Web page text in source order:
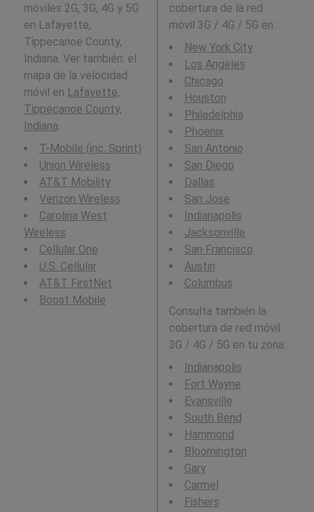
móviles 2G, 3G, 4G y 5G
en Lafayette,
Tippecanoe County,
Indiana. Ver también: el
mapa de la velocidad
móvil en Lafayette,
Tippecanoe County,
Indiana
T-Mobile (inc. Sprint)
Union Wireless
AT&T Mobility
Verizon Wireless
Carolina West
Wireless
Cellular One
U.S. Cellular
AT&T FirstNet
Boost Mobile
cobertura de la red
móvil 3G / 4G / 5G en :
New York City
Los Angeles
Chicago
Houston
Philadelphia
Phoenix
San Antonio
San Diego
Dallas
San Jose
Indianapolis
Jacksonville
San Francisco
Austin
Columbus
Consulta también la
cobertura de red móvil
3G / 4G / 5G en tu zona:
Indianapolis
Fort Wayne
Evansville
South Bend
Hammond
Bloomington
Gary
Carmel
Fishers